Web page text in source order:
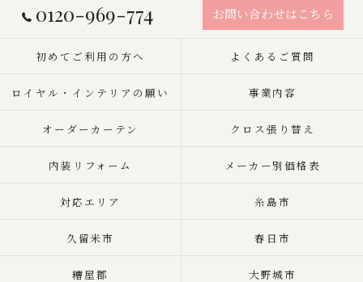
0120-969-774 お問い合わせはこちら
初めてご利用の方へ よくあるご質問
ロイヤル・インテリアの願い 事業内容
オーダーカーテン クロス張り替え
内装リフォーム メーカー別価格表
対応エリア 糸島市
久留米市 春日市
糟屋郡 大野城市